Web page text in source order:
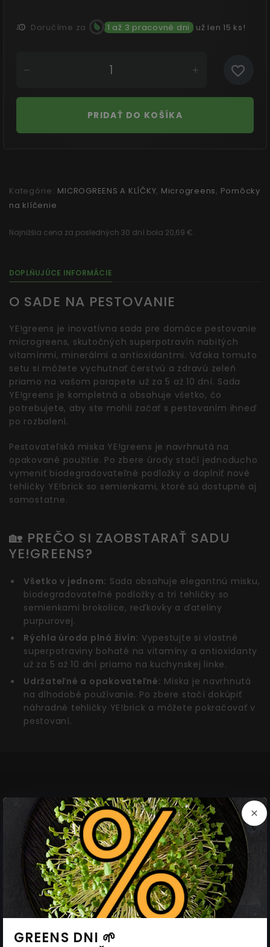
Doručíme za 1 až 3 pracovné dni už len 15 ks!
PRIDAŤ DO KOŠÍKA
Kategórie: MICROGREENS A KLÍČKY, Microgreens, Pomôcky
na klíčenie
Najnižšia cena za posledných 30 dní bola 20,69 €.
DOPLŇUJÚCE INFORMÁCIE
O SADE NA PESTOVANIE
YE!greens je inovatívna sada pre domáce pestovanie
microgreens, skutočných superpotravín nabitých
vitamínmi, minerálmi a antioxidantmi. Vďaka tomuto
setu si môžete vychutnať čerstvú a zdravú zeleň
priamo na vašom parapete už za 5 až 10 dní. Sada
YE!greens je kompletná a obsahuje všetko, čo
potrebujete, aby ste mohli začať s pestovaním ihneď
po rozbalení.
Pestovateľská miska YE!greens je navrhnutá na
opakované použitie. Po zbere úrody stačí jednoducho
vymeniť biodegradovateľné podložky a doplniť nové
tehličky YE!brick so semienkami, ktoré sú dostupné aj
samostatne.
🏡 PREČO SI ZAOBSTARAŤ SADU
YE!GREENS?
Všetko v jednom: Sada obsahuje elegantnú misku,
biodegradovateľné podložky a tri tehličky so
semienkami brokolice, reďkovky a ďateliny
purpurovej.
Rýchla úroda plná živín: Vypestujte si vlastné
superpotraviny bohaté na vitamíny a antioxidanty
už za 5 až 10 dní priamo na kuchynskej linke.
Udržateľné a opakovateľné: Miska je navrhnutá
na dlhodobé používanie. Po zbere stačí dokúpiť
náhradné tehličky YE!brick a môžete pokračovať v
pestovaní.
Súvisiace produkty
AKCIA AKCIA
GREENS DNI 🌱